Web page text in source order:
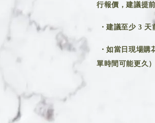
行報價，建議提
・建議至少 3 天
・如當日現場購
單時間可能更久